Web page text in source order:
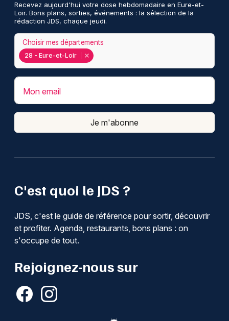
C'est quoi le JDS ?
JDS, c'est le guide de référence pour sortir, découvrir
et profiter. Agenda, restaurants, bons plans : on
s'occupe de tout.
Rejoignez-nous sur
Recevez aujourd'hui votre dose hebdomadaire en Eure-et-
Loir. Bons plans, sorties, événements : la sélection de la
rédaction JDS, chaque jeudi.
28 - Eure-et-Loir
Choisir mes départements
Mon email
Je m'abonne